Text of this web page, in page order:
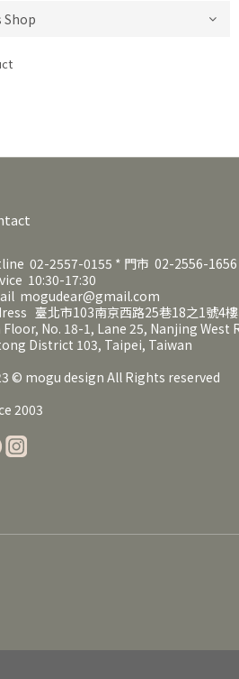
02-2557-0155 * 門市 02-2556-1656
10:30-17:30
mogudear@gmail.com
臺北市103南京西路25巷18之1號4樓
No. 18-1, Lane 25, Nanjing West
District 103, Taipei, Taiwan
© mogu design All Rights reserved
2003